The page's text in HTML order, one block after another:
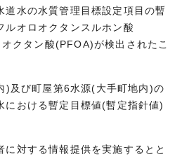
道水の水質管理目標設定項目の暫
ルオロオクタンスルホン酸
クタン酸(PFOA)が検出されたこ
及び町屋第6水源(大手町地内)の
における暫定目標値(暫定指針値)
対する情報提供を実施するとと